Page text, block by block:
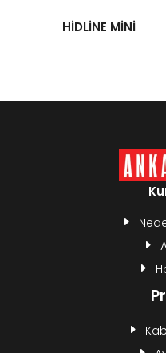
HİDLİNE MİNİ